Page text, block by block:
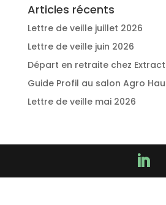
Articles récents
Lettre de veille juillet 2026
Lettre de veille juin 2026
Départ en retraite chez
Guide Profil au salon Agro
Lettre de veille mai 2026